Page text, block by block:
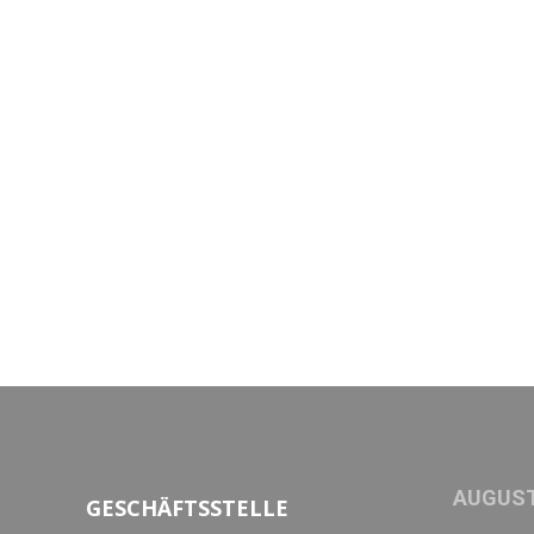
GESCHÄFTSSTELLE